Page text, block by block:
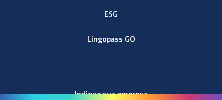
ESG
Lingopass GO
Indique sua empresa